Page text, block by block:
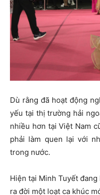
Dù rằng đã hoạt động
yếu tại thị trường hải
nhiều hơn tại Việt Nam
phải làm quen lại với
trong nước.
Hiện tại Minh Tuyết
ra đời một loạt ca khúc